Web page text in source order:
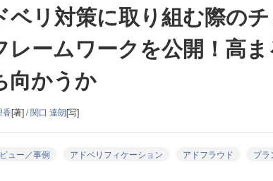
ベリ対策に取り組む際の
レームワークを公開！高
向かうか
香[著] /関口 達朗[写]
ュー／事例 アドベリフィケーション アドフラウド ブラ